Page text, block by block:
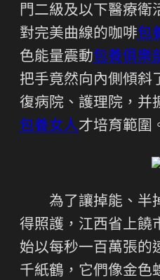
門二級及以下醫療衛
對完美曲線的咖啡包
色能量震動包養俱樂
把手竟然向內側傾斜
復病院、護理院，并
包養女人才培育範圍
為了讓掉能、半
得照護，江西省上饒
始以每秒一百萬張的
千紙鶴，它們像金色